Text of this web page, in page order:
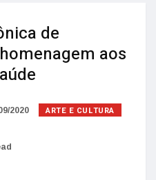
de
aos
2020 ARTE E CULTURA